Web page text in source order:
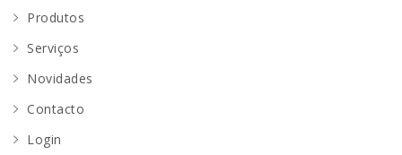
Produtos
Serviços
Novidades
Contacto
Login